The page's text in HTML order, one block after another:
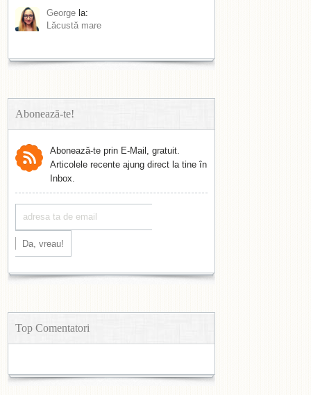
George la:
Lăcustă mare
Abonează-te!
Abonează-te prin E-Mail, gratuit.
Articolele recente ajung direct la tine în
Inbox.
Top Comentatori